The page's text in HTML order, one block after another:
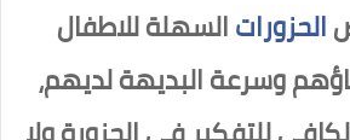
الحزوراتالسهلة للاطفال
وسرعة البديهة لديهم،